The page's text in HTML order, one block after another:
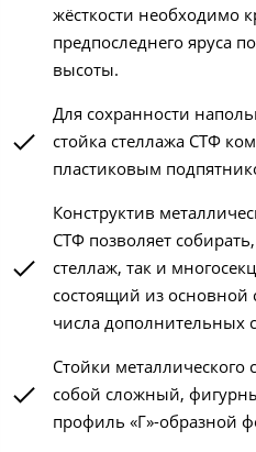
жёсткости необходимо
предпоследнего яруса
высоты.
Для сохранности
стойка стеллажа СТФ
пластиковым
Конструктив
СТФ позволяет
стеллаж, так и
состоящий из основной
числа дополнительных
Стойки металлического
собой сложный,
профиль «Г»-образной